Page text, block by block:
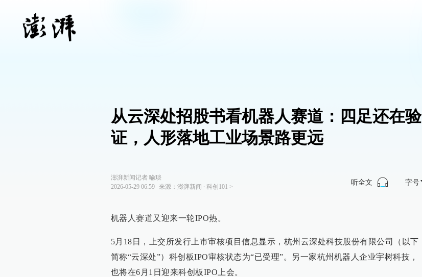
从云深处招股书看机器人赛道：四足还在验
证，人形落地工业场景路更远
澎湃新闻记者 喻琰
2026-05-29 06:59
来源： 澎湃新闻 ∙ 科创101 >
听全文 字号
机器人赛道又迎来一轮IPO热。
5月18日，上交所发行上市审核项目信息显示，杭州云深处科技股份有限公司（以下
简称“云深处”）科创板IPO审核状态为“已受理”。另一家杭州机器人企业宇树科技，
也将在6月1日迎来科创板IPO上会。